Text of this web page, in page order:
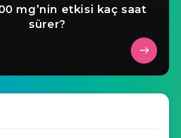
mg’nin etkisi kaç saat
sürer?